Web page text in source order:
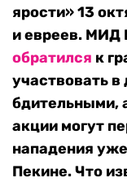
ярости» 13
и евреев. МИД
обратился к
участвовать
бдительными,
акции могут
нападения
Пекине. Что